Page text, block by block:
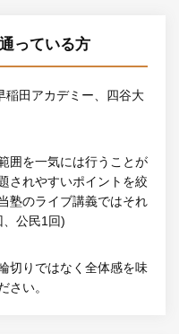
っている方
稲田アカデミー、四谷大
囲を一気には行うことが
されやすいポイントを絞
塾のライブ講義ではそれ
公民1回)
切りではなく全体感を味
さい。